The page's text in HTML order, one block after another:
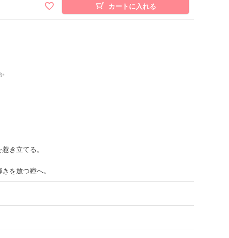
カートに入れる
き立てる。
を放つ瞳へ。